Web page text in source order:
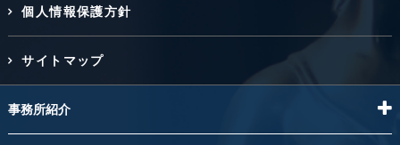
個人情報保護方針
サイトマップ
事務所紹介